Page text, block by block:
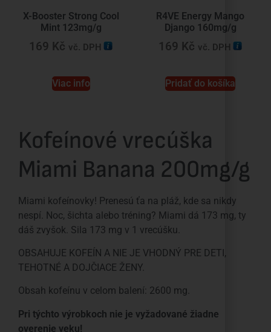
X-Booster Strong Cool
Mint 123mg/g
169 Kč vč. DPH
Viac info
R4VE Energy Mango
Django 160mg/g
169 Kč vč. DPH
Pridať do košíka
Kofeínové vrecúška
Miami Banana 200mg/g
Miami kofeínovky! Prenesú ťa na pláž, kde sa nikdy
nespí. Noc, šichta alebo tréning? Miami dá 173 mg, ty
dáš zvyšok. Sila 173 mg v 1 vrecúšku.
OBSAHUJE KOFEÍN A NIE JE VHODNÝ PRE DETI,
TEHOTNÉ A DOJČIACE ŽENY.
Obsah kofeínu v celom balení: 2600 mg.
Pri týchto výrobkoch nie je vyžadované žiadne
overenie veku!